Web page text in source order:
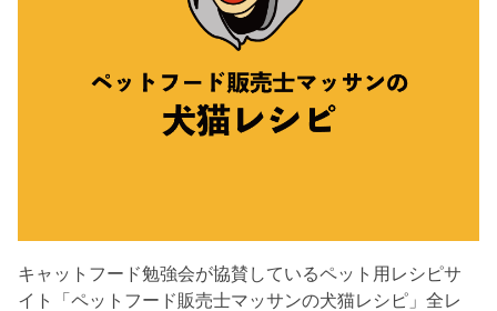
キャットフード勉強会が協賛しているペット用レシピサ
イト「ペットフード販売士マッサンの犬猫レシピ」全レ